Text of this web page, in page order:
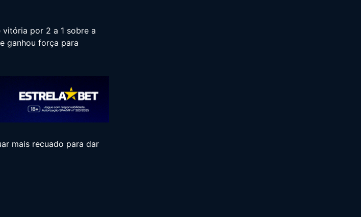
por 2 a 1 sobre a
ganhou força para
mais recuado para dar